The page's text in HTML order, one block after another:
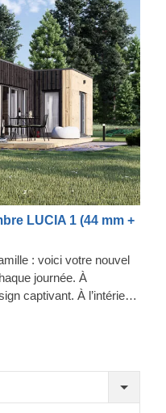
LUCIA 1 (44 mm +
: voici votre nouvel
journée. À
captivant. À l’intérieur,
agencé, offrant
un salon
accueillir un lit
vous ouvrira
votre plus grand confort,